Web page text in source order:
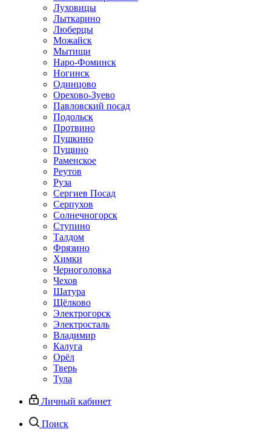
Луховицы
Лыткарино
Люберцы
Можайск
Мытищи
Наро-Фоминск
Ногинск
Одинцово
Орехово-Зуево
Павловский посад
Подольск
Протвино
Пушкино
Пущино
Раменское
Реутов
Руза
Сергиев Посад
Серпухов
Солнечногорск
Ступино
Талдом
Фрязино
Химки
Черноголовка
Чехов
Шатура
Щёлково
Электрогорск
Электросталь
Владимир
Калуга
Орёл
Тверь
Тула
Личный кабинет
Поиск